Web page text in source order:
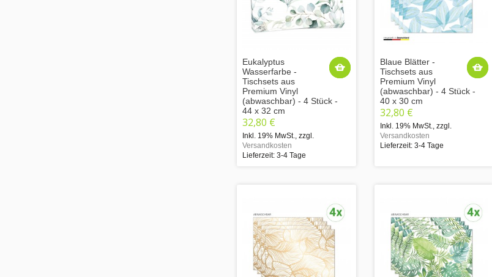
Eukalyptus
Wasserfarbe -
Tischsets aus
Premium Vinyl
(abwaschbar) - 4 Stück -
44 x 32 cm
32,80 €
Inkl. 19% MwSt. zzgl.
Versandkosten
Lieferzeit: 3-4 Tage
Blaue Blätter -
Tischsets aus
Premium Vinyl
(abwaschbar) - 4 Stück -
40 x 30 cm
32,80 €
Inkl. 19% MwSt. zzgl.
Versandkosten
Lieferzeit: 3-4 Tage